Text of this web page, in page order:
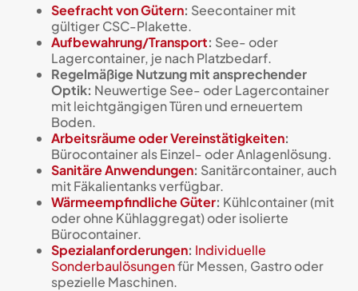
Seefracht von Gütern: Seecontainer mit
gültiger CSC-Plakette.
Aufbewahrung/Transport: See- oder
Lagercontainer, je nach Platzbedarf.
Regelmäßige Nutzung mit ansprechender
Optik: Neuwertige See- oder Lagercontainer
mit leichtgängigen Türen und erneuertem
Boden.
Arbeitsräume oder Vereinstätigkeiten:
Bürocontainer als Einzel- oder Anlagenlösung.
Sanitäre Anwendungen: Sanitärcontainer, auch
mit Fäkalientanks verfügbar.
Wärmeempfindliche Güter: Kühlcontainer (mit
oder ohne Kühlaggregat) oder isolierte
Bürocontainer.
Spezialanforderungen: Individuelle
Sonderbaulösungenfür Messen, Gastro oder
spezielle Maschinen.